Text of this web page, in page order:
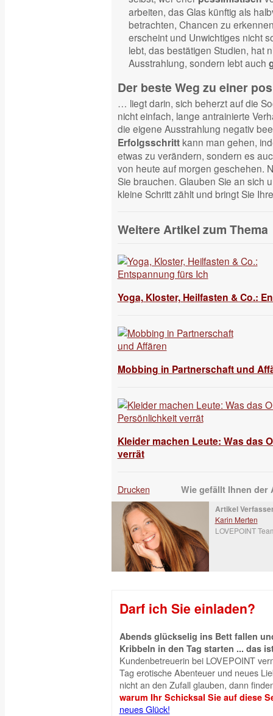
arbeiten, das Glas künftig als
betrachten, Chancen zu
erscheint und Unwichtiges nicht
lebt, das bestätigen Studien, hat
Ausstrahlung, sondern lebt auch
Der beste Weg zu einer
… liegt darin, sich beherzt auf die
nicht einfach, lange antrainierte
die eigene Ausstrahlung negativ
Erfolgsschrittkann man gehen,
etwas zu verändern, sondern es
von heute auf morgen geschehen.
Sie brauchen. Glauben Sie an sich
kleine Schritt zählt und bringt Sie
Weitere Artikel zum Thema
Yoga, Kloster, Heilfasten & Co.:
Mobbing in Partnerschaft und
Kleider machen Leute: Was das
verrät
Drucken Wie gefällt Ihnen der
Artikel
Karin Merten
LOVEPOINT
Darf ich Sie einladen?
Abends glückselig ins Bett fallen
Kribbeln in den Tag starten ... das
Kundenbetreuerin bei LOVEPOINT
Tag erotische Abenteuer und neues
nicht an den Zufall glauben, dann
warum Ihr Schicksal Sie auf diese
neues Glück!